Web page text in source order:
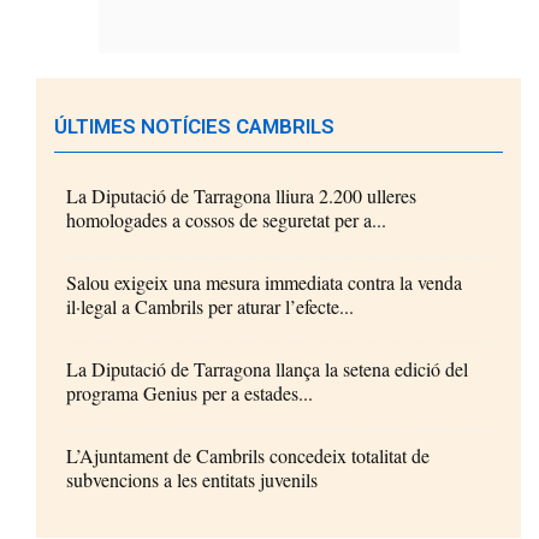
ÚLTIMES NOTÍCIES CAMBRILS
La Diputació de Tarragona lliura 2.200 ulleres
homologades a cossos de seguretat per a...
Salou exigeix una mesura immediata contra la venda
il·legal a Cambrils per aturar l’efecte...
La Diputació de Tarragona llança la setena edició del
programa Genius per a estades...
L’Ajuntament de Cambrils concedeix totalitat de
subvencions a les entitats juvenils